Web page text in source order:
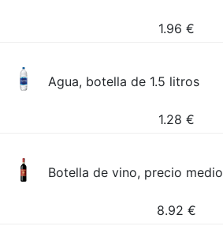
1.96 €
Agua, botella de 1.5 litros
1.28 €
Botella de vino, precio medio
8.92 €